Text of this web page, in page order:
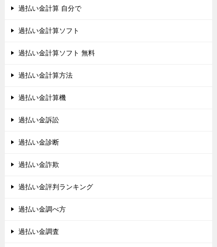
過払い金計算 自分で
過払い金計算ソフト
過払い金計算ソフト 無料
過払い金計算方法
過払い金計算機
過払い金訴訟
過払い金診断
過払い金詐欺
過払い金評判ランキング
過払い金調べ方
過払い金調査